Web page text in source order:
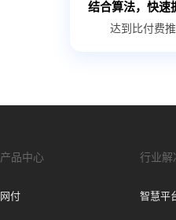
结合算法，快速
达到比付费
产品中心
网付
行业解
智慧平